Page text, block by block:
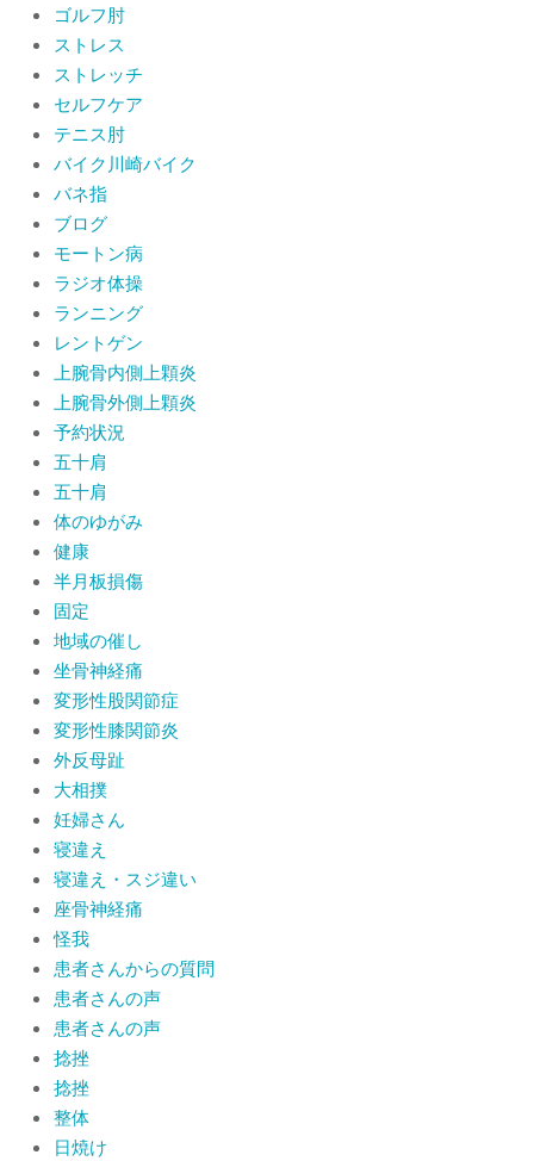
ゴルフ肘
ストレス
ストレッチ
セルフケア
テニス肘
バイク川崎バイク
バネ指
ブログ
モートン病
ラジオ体操
ランニング
レントゲン
上腕骨内側上顆炎
上腕骨外側上顆炎
予約状況
五十肩
五十肩
体のゆがみ
健康
半月板損傷
固定
地域の催し
坐骨神経痛
変形性股関節症
変形性膝関節炎
外反母趾
大相撲
妊婦さん
寝違え
寝違え・スジ違い
座骨神経痛
怪我
患者さんからの質問
患者さんの声
患者さんの声
捻挫
捻挫
整体
日焼け